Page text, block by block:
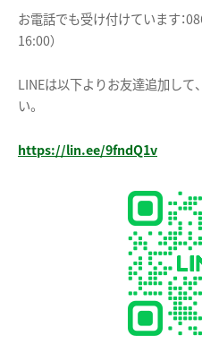
お電話でも受け付けています：
16:00）
LINEは以下よりお友達追加して
い。
https://lin.ee/9fndQ1v